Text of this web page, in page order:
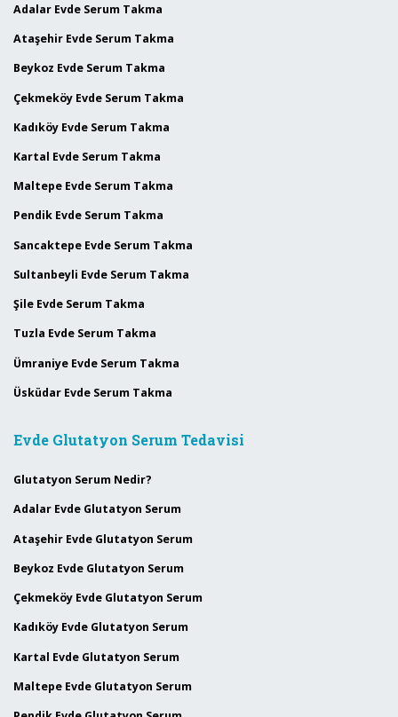
Adalar Evde Serum Takma
Ataşehir Evde Serum Takma
Beykoz Evde Serum Takma
Çekmeköy Evde Serum Takma
Kadıköy Evde Serum Takma
Kartal Evde Serum Takma
Maltepe Evde Serum Takma
Pendik Evde Serum Takma
Sancaktepe Evde Serum Takma
Sultanbeyli Evde Serum Takma
Şile Evde Serum Takma
Tuzla Evde Serum Takma
Ümraniye Evde Serum Takma
Üsküdar Evde Serum Takma
Evde Glutatyon Serum Tedavisi
Glutatyon Serum Nedir?
Adalar Evde Glutatyon Serum
Ataşehir Evde Glutatyon Serum
Beykoz Evde Glutatyon Serum
Çekmeköy Evde Glutatyon Serum
Kadıköy Evde Glutatyon Serum
Kartal Evde Glutatyon Serum
Maltepe Evde Glutatyon Serum